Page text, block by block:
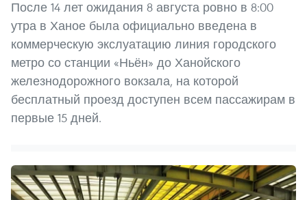
После 14 лет ожидания 8 августа ровно в 8:00
утра в Ханое была официально введена в
коммерческую экслуатацию линия городского
метро со станции «Ньён» до Ханойского
железнодорожного вокзала, на которой
бесплатный проезд доступен всем пассажирам в
первые 15 дней.